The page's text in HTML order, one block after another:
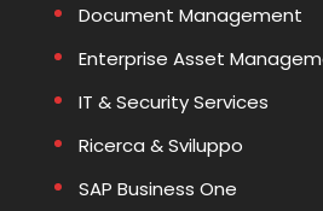
Document Management
Enterprise Asset
IT & Security Services
Ricerca & Sviluppo
SAP Business One